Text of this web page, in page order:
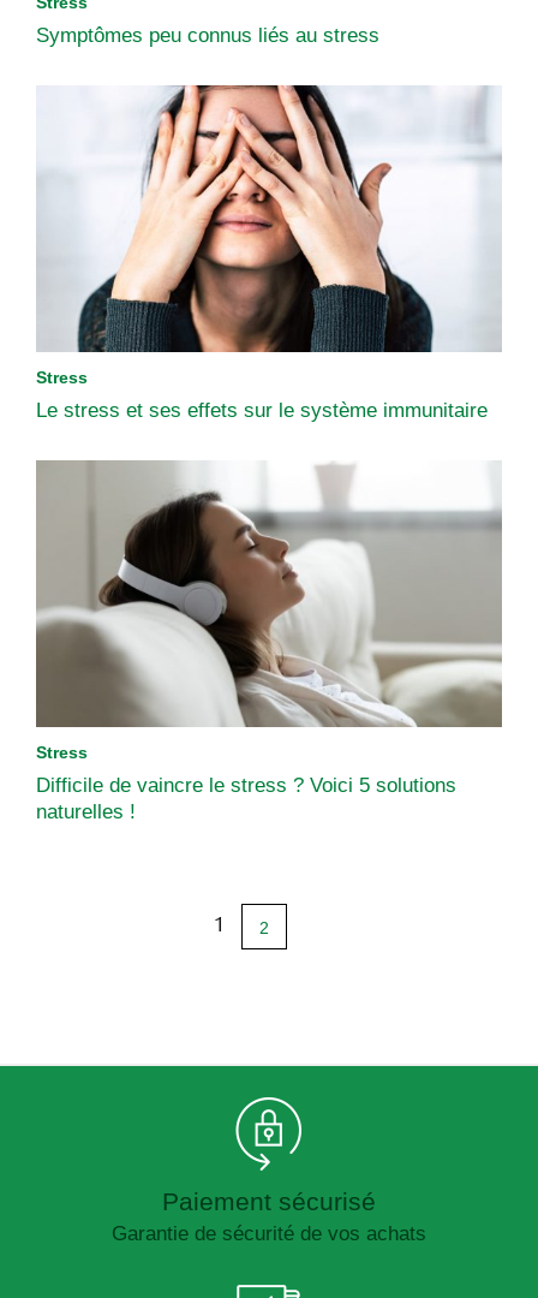
Symptômes peu connus liés au stress
Stress
Le stress et ses effets sur le système immunitaire
Stress
Difficile de vaincre le stress ? Voici 5 solutions
naturelles !
1 2
Paiement sécurisé
Garantie de sécurité de vos achats